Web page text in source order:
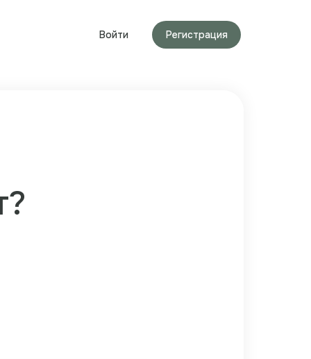
Войти Регистрация